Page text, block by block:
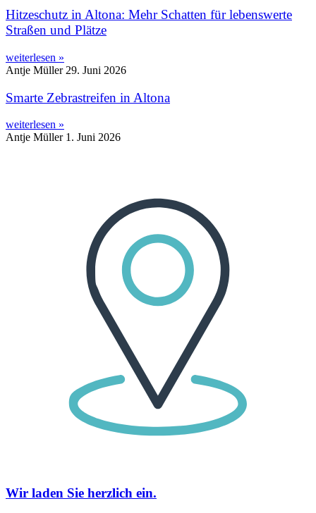
Hitzeschutz in Altona: Mehr Schatten für lebenswerte
Straßen und Plätze
weiterlesen »
Antje Müller 29. Juni 2026
Smarte Zebrastreifen in Altona
weiterlesen »
Antje Müller 1. Juni 2026
Wir laden Sie herz­lich ein.